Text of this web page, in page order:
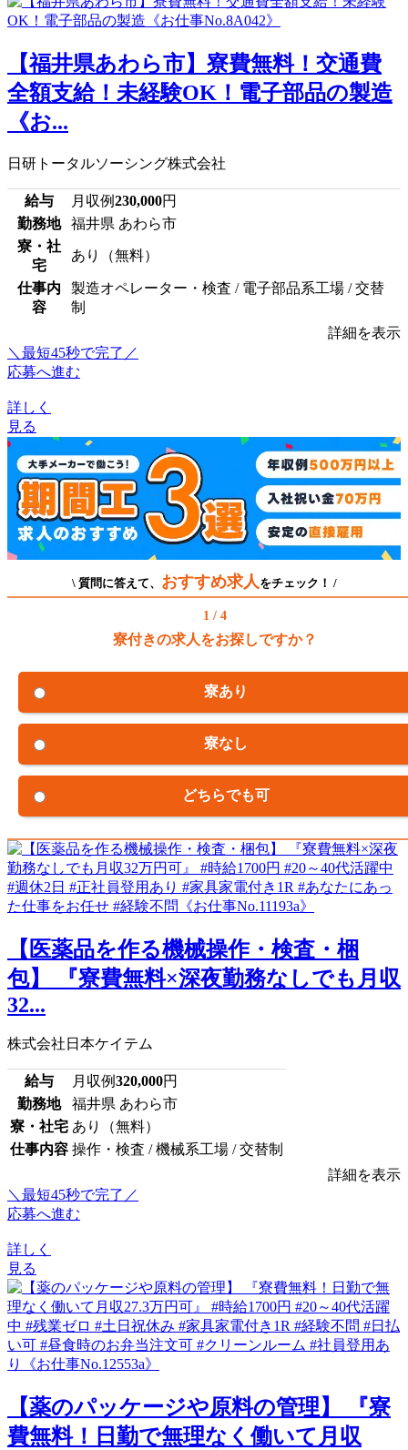
【福井県あわら市】寮費無料！交通費
全額支給！未経験OK！電子部品の製造
《お...
日研トータルソーシング株式会社
給与 月収例230,000円
勤務地
福井県 あわら市
寮・社
宅
あり（無料）
仕事内
容
製造オペレーター・検査 / 電子部品系工場 / 交替
制
詳細を表示
＼最短45秒で完了／
応募へ進む
詳しく
見る
\ 質問に答えて、 おすすめ求人 をチェック！ /
1 / 4
寮付きの求人をお探しですか？
寮あり
寮なし
どちらでも可
【医薬品を作る機械操作・検査・梱
包】 『寮費無料×深夜勤務なしでも月収
32...
株式会社日本ケイテム
給与 月収例320,000円
勤務地
福井県 あわら市
寮・社宅 あり（無料）
仕事内容 操作・検査 / 機械系工場 / 交替制
詳細を表示
＼最短45秒で完了／
応募へ進む
詳しく
見る
【薬のパッケージや原料の管理】 『寮
費無料！日勤で無理なく働いて月収